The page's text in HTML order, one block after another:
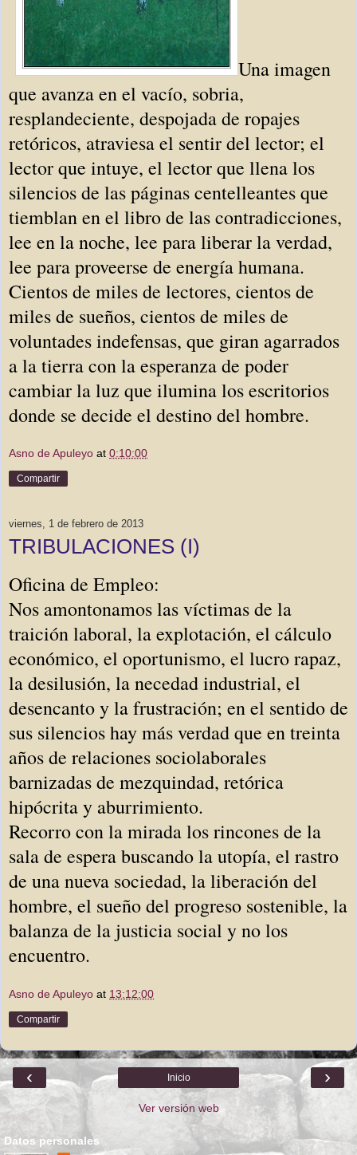
Una imagen
que avanza en el vacío, sobria,
resplandeciente, despojada de ropajes
retóricos, atraviesa el sentir del lector; el
lector que intuye, el lector que llena los
silencios de las páginas centelleantes que
tiemblan en el libro de las contradicciones,
lee en la noche, lee para liberar la verdad,
lee para proveerse de energía humana.
Cientos de miles de lectores, cientos de
miles de sueños, cientos de miles de
voluntades indefensas, que giran agarrados
a la tierra con la esperanza de poder
cambiar la luz que ilumina los escritorios
donde se decide el destino del hombre.
Asno de Apuleyo at 0:10:00
Compartir
viernes, 1 de febrero de 2013
TRIBULACIONES (I)
Oficina de Empleo:
Nos amontonamos las víctimas de la
traición laboral, la explotación, el cálculo
económico, el oportunismo, el lucro rapaz,
la desilusión, la necedad industrial, el
desencanto y la frustración; en el sentido de
sus silencios hay más verdad que en treinta
años de relaciones sociolaborales
barnizadas de mezquindad, retórica
hipócrita y aburrimiento.
Recorro con la mirada los rincones de la
sala de espera buscando la utopía, el rastro
de una nueva sociedad, la liberación del
hombre, el sueño del progreso sostenible, la
balanza de la justicia social y no los
encuentro.
Asno de Apuleyo at 13:12:00
Compartir
‹ ›
Inicio
Ver versión web
Datos personales